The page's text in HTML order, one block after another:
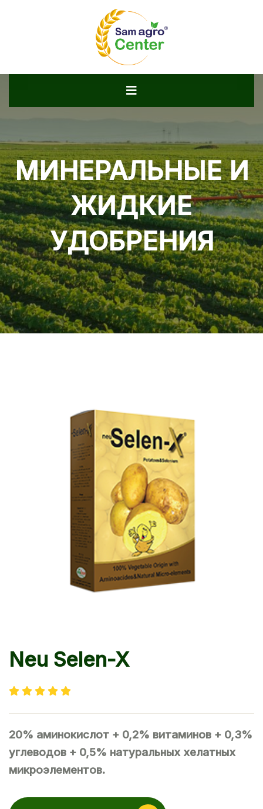
МИНЕРАЛЬНЫЕ И
ЖИДКИЕ
УДОБРЕНИЯ
Neu Selen-X
20% аминокислот + 0,2% витаминов + 0,3%
углеводов + 0,5% натуральных хелатных
микроэлементов.